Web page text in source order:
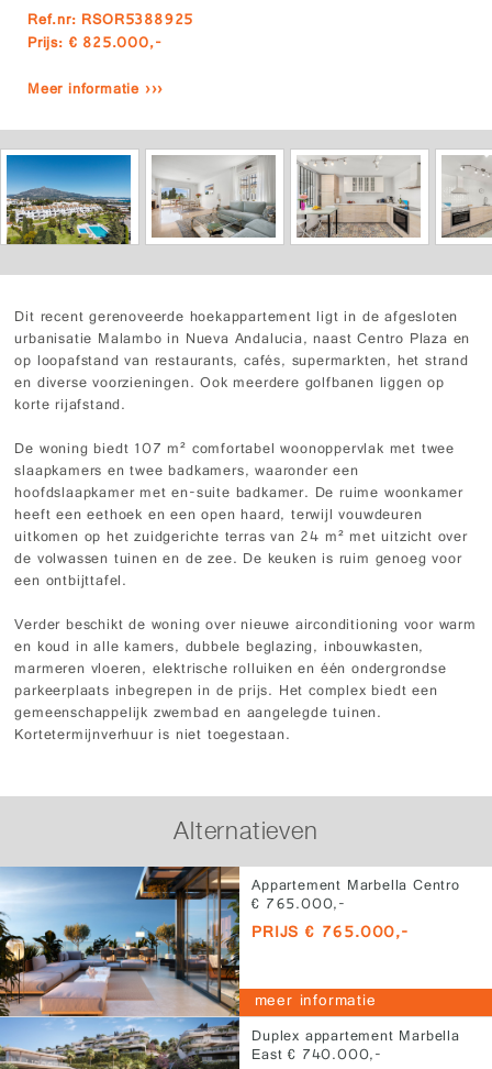
Ref.nr: RSOR5388925
Prijs: € 825.000,-
Meer informatie ›››
Dit recent gerenoveerde hoekappartement ligt in de afgesloten
urbanisatie Malambo in Nueva Andalucia, naast Centro Plaza en
op loopafstand van restaurants, cafés, supermarkten, het strand
en diverse voorzieningen. Ook meerdere golfbanen liggen op
korte rijafstand.
De woning biedt 107 m² comfortabel woonoppervlak met twee
slaapkamers en twee badkamers, waaronder een
hoofdslaapkamer met en-suite badkamer. De ruime woonkamer
heeft een eethoek en een open haard, terwijl vouwdeuren
uitkomen op het zuidgerichte terras van 24 m² met uitzicht over
de volwassen tuinen en de zee. De keuken is ruim genoeg voor
een ontbijttafel.
Verder beschikt de woning over nieuwe airconditioning voor warm
en koud in alle kamers, dubbele beglazing, inbouwkasten,
marmeren vloeren, elektrische rolluiken en één ondergrondse
parkeerplaats inbegrepen in de prijs. Het complex biedt een
gemeenschappelijk zwembad en aangelegde tuinen.
Kortetermijnverhuur is niet toegestaan.
Alternatieven
Appartement Marbella Centro
€ 765.000,-
PRIJS € 765.000,-
meer informatie
Duplex appartement Marbella
East € 740.000,-